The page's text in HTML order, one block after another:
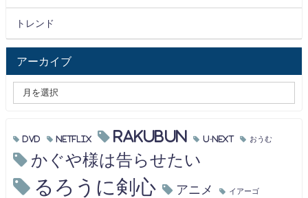
トレンド
アーカイブ
DVD Netflix RAKUBUN U-NEXT おうむ
かぐや様は告らせたい
るろうに剣心 アニメ イアーゴ